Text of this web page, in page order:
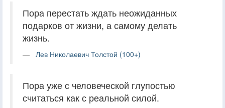
Пора перестать ждать неожиданных
подарков от жизни, а самому делать
жизнь.
Лев Николаевич Толстой (100+)
Пора уже с человеческой глупостью
считаться как с реальной силой.